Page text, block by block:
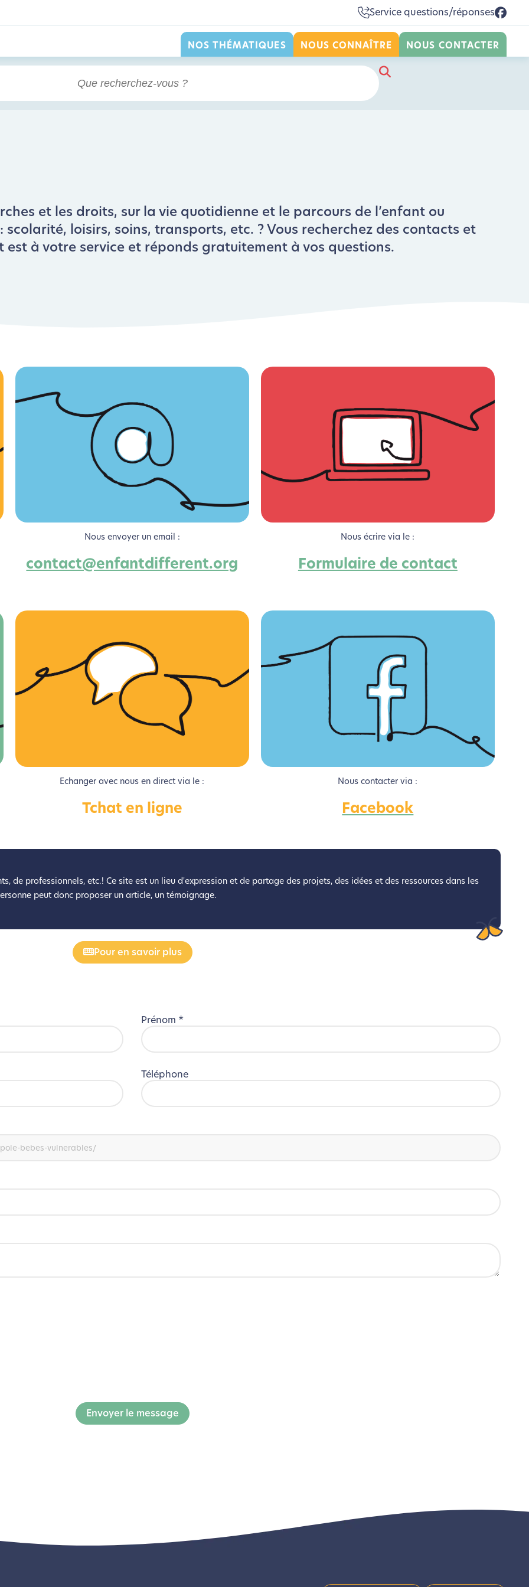
Service questions/réponses
NOS THÉMATIQUES NOUS CONNAÎTRE NOUS CONTACTER
ça vous concerne aussi !
ce site Internet dans le cadre d’une démarche forte d’écoconception.
diminuer drastiquement les besoins énergétiques nécessaires à votre navigation, vous pouvez
Merci pour votre contribution !
et les droits, sur la vie quotidienne et le parcours de l’enfant ou
loisirs, soins, transports, etc. ? Vous recherchez des contacts et
est à votre service et réponds gratuitement à vos questions.
Nous envoyer un email :
contact@enfantdifferent.org
Nous écrire via le :
Formulaire de contact
Echanger avec nous en direct via le :
Tchat en ligne
Nous contacter via :
Facebook
de professionnels, etc.! Ce site est un lieu d'expression et de partage des projets, des idées et des ressources dans les
peut donc proposer un article, un témoignage.
Pour en savoir plus
Prénom *
Téléphone
Envoyer le message